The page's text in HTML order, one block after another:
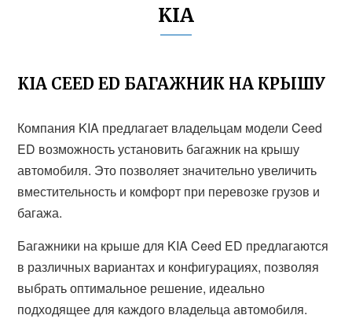
KIA
KIA CEED ED БАГАЖНИК НА КРЫШУ
Компания KIA предлагает владельцам модели Ceed
ED возможность установить багажник на крышу
автомобиля. Это позволяет значительно увеличить
вместительность и комфорт при перевозке грузов и
багажа.
Багажники на крыше для KIA Ceed ED предлагаются
в различных вариантах и конфигурациях, позволяя
выбрать оптимальное решение, идеально
подходящее для каждого владельца автомобиля.